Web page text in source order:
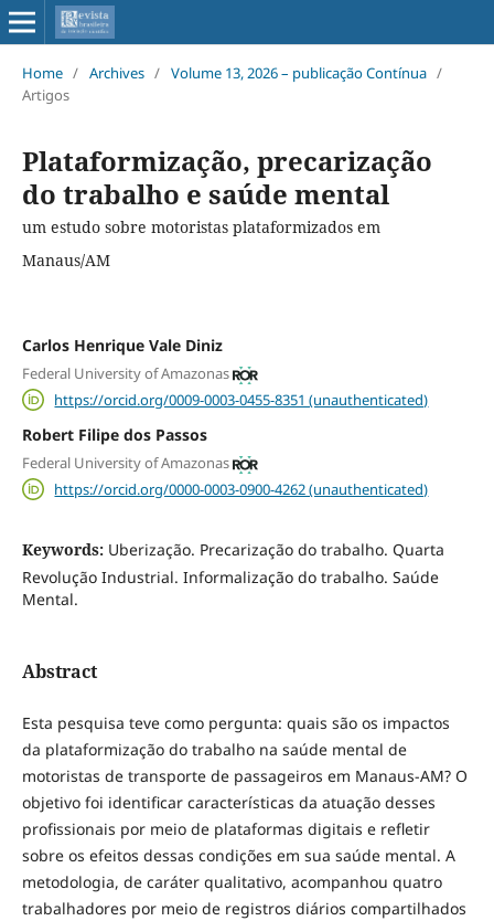
Home / Archives / Volume 13, 2026 – publicação Contínua /
Artigos
Plataformização, precarização
do trabalho e saúde mental
um estudo sobre motoristas plataformizados em
Manaus/AM
Carlos Henrique Vale Diniz
Federal University of Amazonas
https://orcid.org/0009-0003-0455-8351 (unauthenticated)
Robert Filipe dos Passos
Federal University of Amazonas
https://orcid.org/0000-0003-0900-4262 (unauthenticated)
Keywords: Uberização. Precarização do trabalho. Quarta
Revolução Industrial. Informalização do trabalho. Saúde
Mental.
Abstract
Esta pesquisa teve como pergunta: quais são os impactos
da plataformização do trabalho na saúde mental de
motoristas de transporte de passageiros em Manaus-AM? O
objetivo foi identificar características da atuação desses
profissionais por meio de plataformas digitais e refletir
sobre os efeitos dessas condições em sua saúde mental. A
metodologia, de caráter qualitativo, acompanhou quatro
trabalhadores por meio de registros diários compartilhados